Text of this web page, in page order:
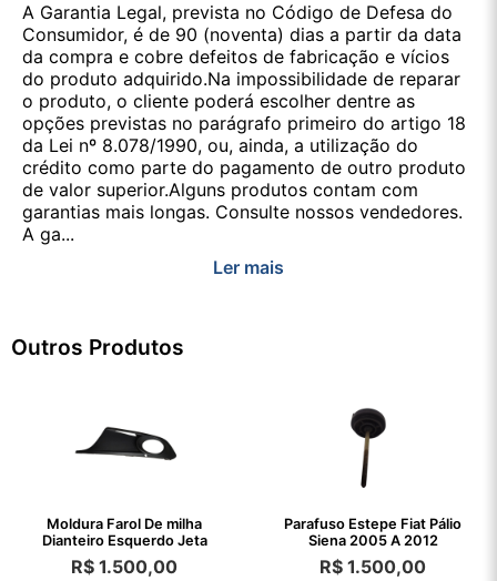
A Garantia Legal, prevista no Código de Defesa do
Consumidor, é de 90 (noventa) dias a partir da data
da compra e cobre defeitos de fabricação e vícios
do produto adquirido.Na impossibilidade de reparar
o produto, o cliente poderá escolher dentre as
opções previstas no parágrafo primeiro do artigo 18
da Lei nº 8.078/1990, ou, ainda, a utilização do
crédito como parte do pagamento de outro produto
de valor superior.Alguns produtos contam com
garantias mais longas. Consulte nossos vendedores.
A ga...
Ler mais
Outros Produtos
Moldura Farol De milha
Dianteiro Esquerdo Jeta
R$ 1.500,00
Parafuso Estepe Fiat Pálio
Siena 2005 A 2012
R$ 1.500,00